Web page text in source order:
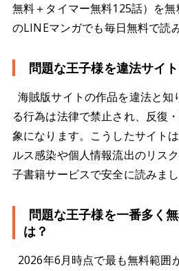
無料＋タイマー無料125話）を
のLINEマンガでも毎日無料で読
問題な王子様を違法サイ
海賊版サイトの作品を違法と知
る行為は法律で禁止され、反復
象になります。こうしたサイト
ルス感染や個人情報流出のリス
子書籍サービスで安全に読みまし
問題な王子様を一番多く
は？
2026年6月時点で最も無料範